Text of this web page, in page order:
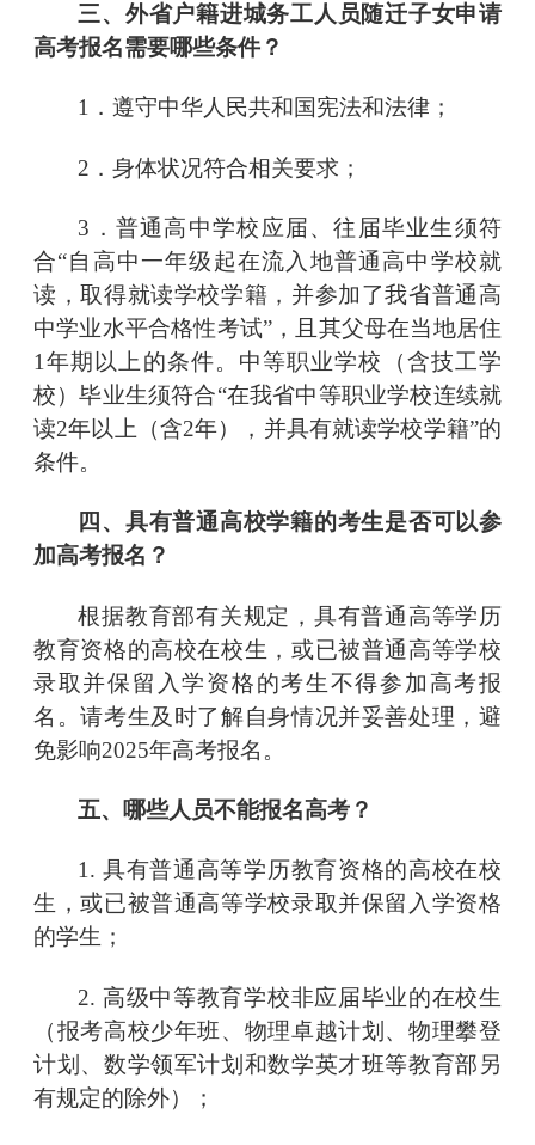
三、外省户籍进城务工人员随迁子女申请
高考报名需要哪些条件？
1．遵守中华人民共和国宪法和法律；
2．身体状况符合相关要求；
3．普通高中学校应届、往届毕业生须符
合“自高中一年级起在流入地普通高中学校就
读，取得就读学校学籍，并参加了我省普通高
中学业水平合格性考试” ，且其父母在当地居住
1年期以上的条件。中等职业学校（含技工学
校）毕业生须符合“在我省中等职业学校连续就
读2年以上（含2年），并具有就读学校学籍”的
条件。
四、具有普通高校学籍的考生是否可以参
加高考报名？
根据教育部有关规定，具有普通高等学历
教育资格的高校在校生，或已被普通高等学校
录取并保留入学资格的考生不得参加高考报
名。请考生及时了解自身情况并妥善处理，避
免影响2025年高考报名。
五、哪些人员不能报名高考？
1. 具有普通高等学历教育资格的高校在校
生，或已被普通高等学校录取并保留入学资格
的学生；
2. 高级中等教育学校非应届毕业的在校生
（报考高校少年班、物理卓越计划、物理攀登
计划、数学领军计划和数学英才班等教育部另
有规定的除外）；